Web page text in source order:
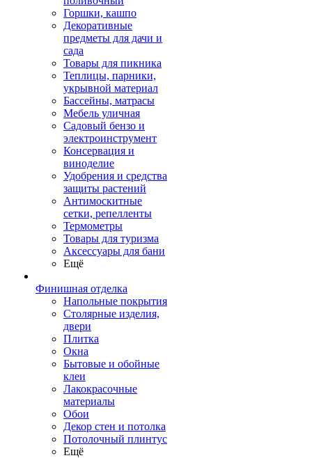
Горшки, кашпо
Декоративные
предметы для дачи и
сада
Товары для пикника
Теплицы, парники,
укрывной материал
Бассейны, матрасы
Мебель уличная
Садовый бензо и
электроинструмент
Консервация и
виноделие
Удобрения и средства
защиты растений
Антимоскитные
сетки, репелленты
Термометры
Товары для туризма
Аксессуары для бани
Ещё
Финишная отделка
Напольные покрытия
Столярные изделия,
двери
Плитка
Окна
Бытовые и обойные
клеи
Лакокрасочные
материалы
Обои
Декор стен и потолка
Потолочный плинтус
Ещё